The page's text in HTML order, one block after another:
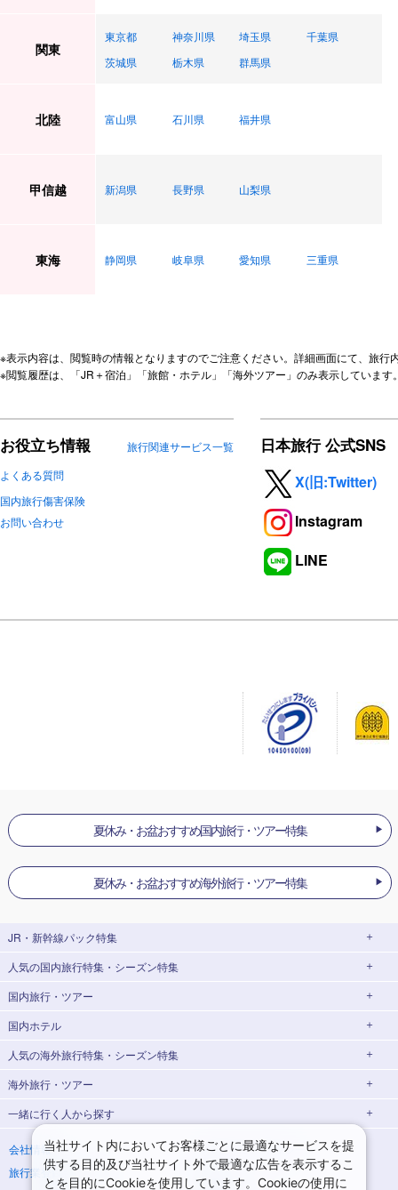
関東
東京都 神奈川県 埼玉県
千葉県
茨城県
栃木県 群馬県
北陸 富山県 石川県 福井県
甲信越 新潟県 長野県 山梨県
東海 静岡県 岐阜県 愛知県 三重県
※表示内容は、閲覧時の情報となりますのでご注意ください。詳細画面にて、旅
※閲覧履歴は、「JR＋宿泊」「旅館・ホテル」「海外ツアー」のみ表示しています
お役立ち情報
旅行関連サービス一覧
よくある質問
国内旅行傷害保険
お問い合わせ
日本旅行 公式SNS
X(旧:Twitter)
Instagram
LINE
夏休み・お盆おすすめ国内旅行・ツアー特集
夏休み・お盆おすすめ海外旅行・ツアー特集
JR・新幹線パック特集
JR・新幹線＋ホテルパック
出張パック
人気の国内旅行特集・シーズン特集
東京ディズニーリゾート®への旅
ユニバーサル・スタジオ・ジャパン(USJ)
夏休み・お盆休み旅行 シルバーウィーク旅行
冬休み旅行 年末年始・お正月の旅行
国内旅行・ツアー
北海道旅行・ツアー
東北旅行・ツアー
青森旅行・ツアー
宮城旅行・ツアー
山形旅行・ツアー 福島旅行・ツアー
関東旅行・ツアー
国内ホテル
北海道ホテル・旅館
青森ホテル・旅館 岩手ホテル・旅館
宮城ホテル・旅館 秋田ホテル・旅館
人気の海外旅行特集・シーズン特集
添乗員付きツアー特集
海外航空券＋ホテル
海外世界遺産特集 ゴールデンウィーク(GW) 海外旅行
夏休み・お盆休みの海外旅行 シルバーウィークの海外旅行
海外旅行・ツアー
ヨーロッパ
イタリア旅行・ツアー スペイン旅行・ツアー
フランス旅行・ツアー ドイツ旅行・ツアー
一緒に行く人から探す
一人旅 海外一人旅
家族・子連れ旅行 海外家族・子連れ旅行
会社情報
プライバシーポリシー
旅行業登録票・約款
規約集
当社サイト内においてお客様ごとに最適なサービスを提
供する目的及び当社サイト外で最適な広告を表示するこ
とを目的にCookieを使用しています。Cookieの使用に